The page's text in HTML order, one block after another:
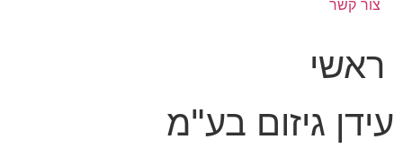
צור קשר
ראשי
עידן גיזום בע"מ